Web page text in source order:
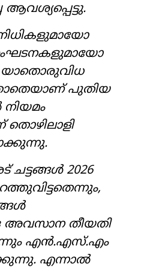
പുതിയ
തൊഴിലാളി
ചട്ടങ്ങൾ 2026
അവസാന തീയതി
എൻ.എസ്.എം
എന്നാൽ